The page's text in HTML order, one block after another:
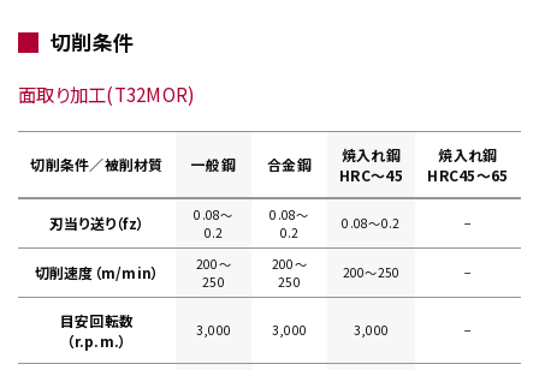
切削条件
面取り加工(T32MOR)
切削条件／被削材質 一般鋼 合金鋼
焼入れ鋼
HRC～45
焼入れ鋼
HRC45～65
刃当り送り（fz）
0.08〜
0.2
0.08〜
0.2
0.08〜0.2 −
切削速度（m/min）
200〜
250
200〜
250
200〜250 −
目安回転数
（r.p.m.）
3,000 3,000 3,000 −